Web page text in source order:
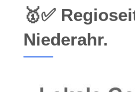
🥇✅
Niederahr.